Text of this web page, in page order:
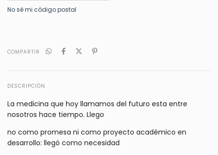
No sé mi código postal
COMPARTIR
DESCRIPCIÓN
La medicina que hoy llamamos del futuro esta entre
nosotros hace tiempo. Llego
no como promesa ni como proyecto académico en
desarrollo: llegó como necesidad